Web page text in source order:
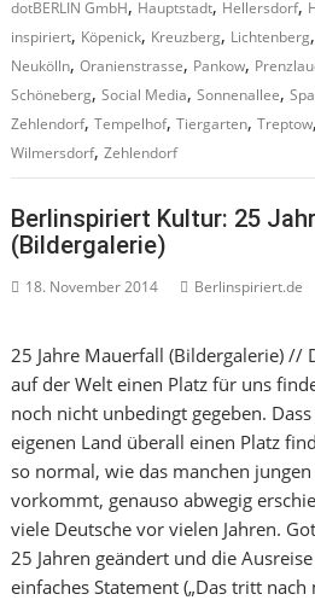
dotBERLIN GmbH, Hauptstadt, Hellersdorf,
inspiriert, Köpenick, Kreuzberg, Lichtenberg,
Neukölln,Oranienstrasse, Pankow,
Schöneberg,Social Media,Sonnenallee,
Zehlendorf,Tempelhof,Tiergarten,Treptow
Wilmersdorf,Zehlendorf
Berlinspiriert Kultur: 25
(Bildergalerie)
18. November 2014 Berlinspiriert.de
25 Jahre Mauerfall (Bildergalerie) //
auf der Welt einen Platz für uns
noch nicht unbedingt gegeben.
eigenen Land überall einen Platz
so normal, wie das manchen
vorkommt, genauso abwegig
viele Deutsche vor vielen Jahren.
25 Jahren geändert und die
einfaches Statement („Das tritt